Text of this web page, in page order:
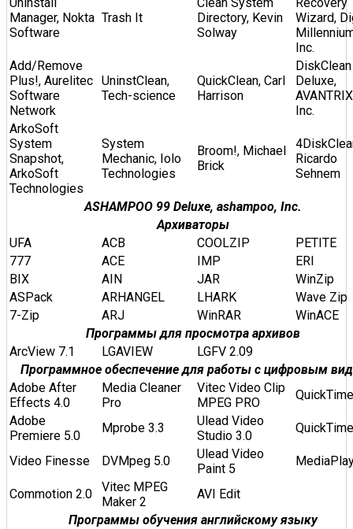
Manager, Nokta
Software
Trash It
Directory, Kevin
Solway
Wizard,
Inc.
Add/Remove
Plus!, Aurelitec
Software
Network
UninstClean,
Tech-science
QuickClean, Carl
Harrison
DiskClean
Deluxe,
Inc.
ArkoSoft
System
Snapshot,
ArkoSoft
Technologies
System
Mechanic, Iolo
Technologies
Broom!, Michael
Brick
Ricardo
Sehnem
ASHAMPOO 99 Deluxe, ashampoo, Inc.
Архиваторы
UFA
ACB COOLZIP
PETITE
777
ACE IMP
ERI
BIX
AIN JAR
WinZip
ASPack
ARHANGEL LHARK
Wave Zip
7-Zip
ARJ WinRAR
WinACE
Программы для просмотра архивов
ArcView 7.1
LGAVIEW
LGFV 2.09
Программное обеспечение для работы с цифровым
Adobe After
Effects 4.0
Media Cleaner
Pro
Vitec Video Clip
MPEG PRO
Adobe
Premiere 5.0
Mprobe 3.3
Ulead Video
Studio 3.0
Video Finesse DVMpeg 5.0
Ulead Video
Paint 5
Commotion 2.0
Vitec MPEG
Maker 2
AVI Edit
Программы обучения английскому языку